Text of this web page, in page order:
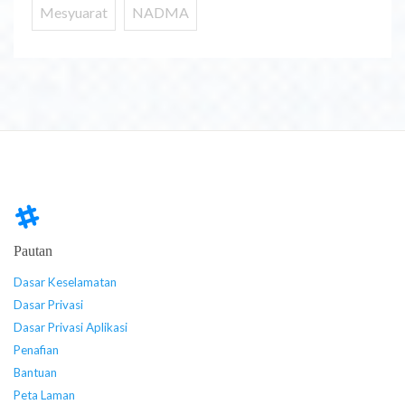
Mesyuarat NADMA
Pautan
Dasar Keselamatan
Dasar Privasi
Dasar Privasi Aplikasi
Penafian
Bantuan
Peta Laman